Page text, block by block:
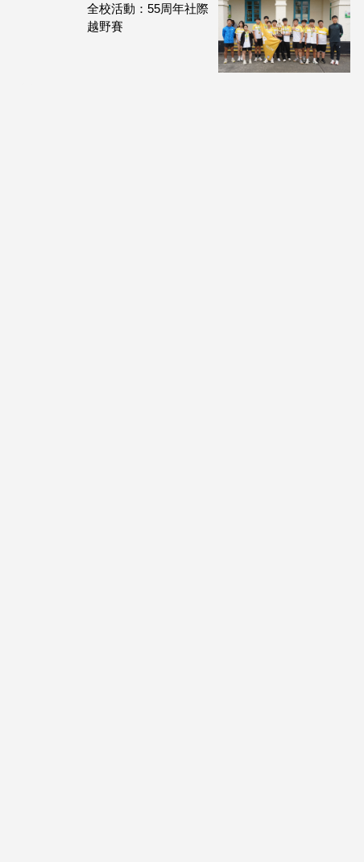
全校活動：55周年社際
越野賽